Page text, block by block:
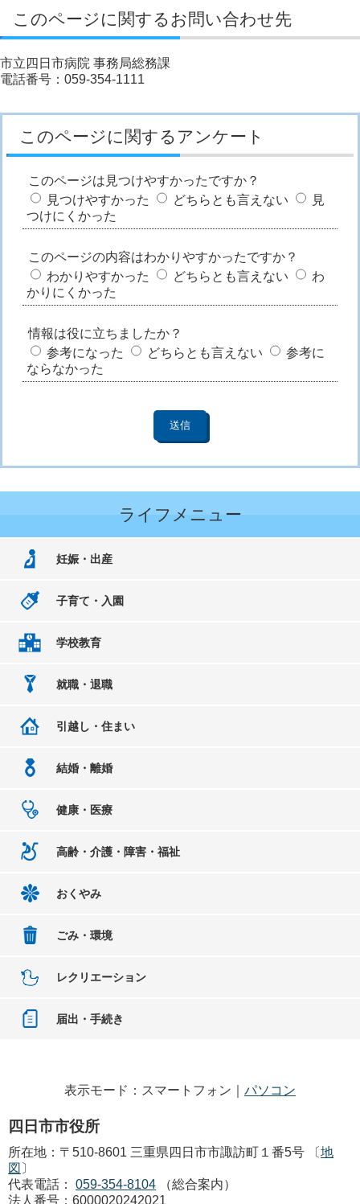
このページに関するお問い合わせ先
市立四日市病院 事務局総務課
電話番号：059-354-1111
このページに関するアンケート
このページは見つけやすかったですか？
見つけやすかった
どちらとも言えない
見
つけにくかった
このページの内容はわかりやすかったですか？
わかりやすかった
どちらとも言えない
わ
かりにくかった
情報は役に立ちましたか？
参考になった
どちらとも言えない
参考に
ならなかった
ライフメニュー
妊娠・出産
子育て・入園
学校教育
就職・退職
引越し・住まい
結婚・離婚
健康・医療
高齢・介護・障害・福祉
おくやみ
ごみ・環境
レクリエーション
届出・手続き
表示モード：スマートフォン｜ パソコン
四日市市役所
所在地：〒510-8601 三重県四日市市諏訪町１番5号 〔地
図 〕
代表電話：
059-354-8104
（総合案内）
法人番号：6000020242021